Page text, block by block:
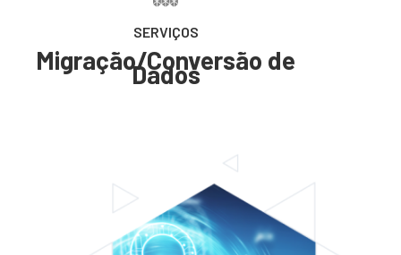
SERVIÇOS
Migração/Conversão de
Dados